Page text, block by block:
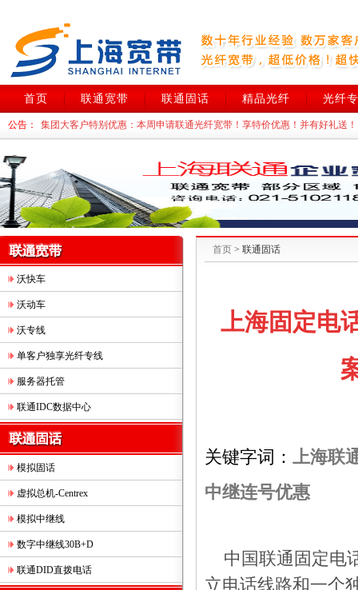
首页 联通宽带 联通固话 精品光纤 光纤
公告： 集团大客户特别优惠：本周申请联通光纤宽带！享特价优惠！并有好礼送！
上海联通DID！政府机关、上市公司、跨国企业首选！本周办理享特价优
联通光纤宽带中小企业特惠：大带宽！高网速！低资费！上海中小企业上
沃快车
沃动车
沃专线
单客户独享光纤专线
服务器托管
联通IDC数据中心
模拟固话
虚拟总机-Centrex
模拟中继线
数字中继线30B+D
联通DID直拨电话
首页 > 联通固话
上海固定电
关键字词： 上海联
中继连号优惠
中国联通固定电
立电话线路和一个